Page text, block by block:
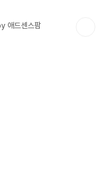
드센스팜